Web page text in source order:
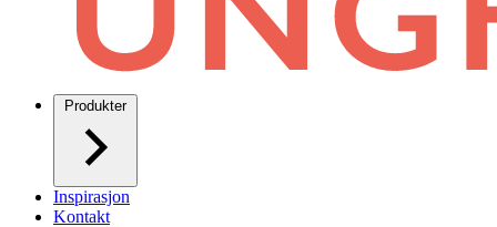
Produkter
Inspirasjon
Kontakt